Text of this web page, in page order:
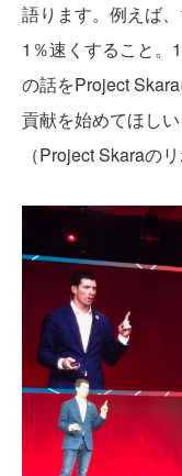
語ります。例えば
1％速くすること。
の話をProject
貢献を始めてほし
（Project Skaraの